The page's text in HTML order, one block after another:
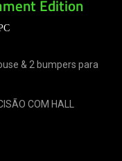
Edition
& 2 bumpers para
COM HALL